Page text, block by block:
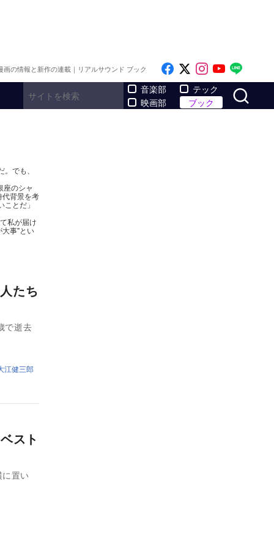
画の情報と新作の連載｜リアルサウンド ブック Like on Facebook
Follow on x
Follow on
Follow
音楽部
映画部
テック
ブック
でも、
のシャ
背景を考
とだ」
私が届け
大事"とい
たち
で逝去
江健三郎
スト
置い